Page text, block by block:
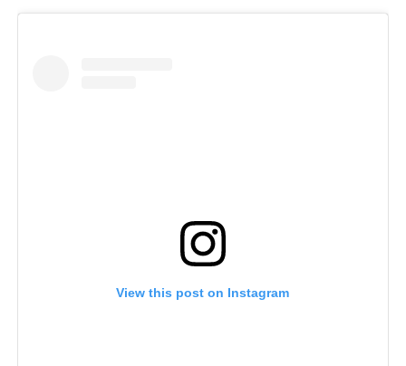
View this post on Instagram